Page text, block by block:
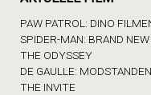
PAW PATROL: DINO
SPIDER-MAN: BRAND
THE ODYSSEY
DE GAULLE:
THE INVITE